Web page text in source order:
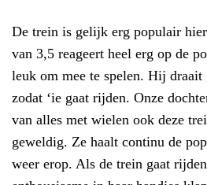
De trein is gelijk erg populair
van 3,5 reageert heel erg op de
leuk om mee te spelen. Hij draait
zodat ‘ie gaat rijden. Onze
van alles met wielen ook deze
geweldig. Ze haalt continu de
weer erop. Als de trein gaat